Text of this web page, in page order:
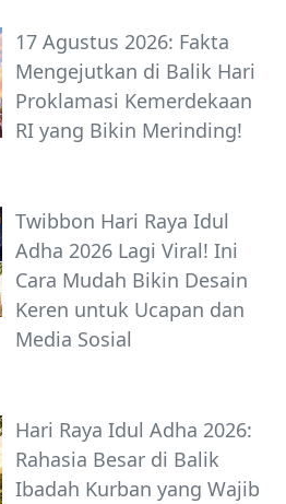
17 Agustus 2026: Fakta
Mengejutkan di Balik Hari
Proklamasi Kemerdekaan
RI yang Bikin Merinding!
Twibbon Hari Raya Idul
Adha 2026 Lagi Viral! Ini
Cara Mudah Bikin Desain
Keren untuk Ucapan dan
Media Sosial
Hari Raya Idul Adha 2026:
Rahasia Besar di Balik
Ibadah Kurban yang Wajib